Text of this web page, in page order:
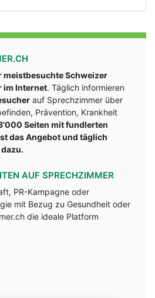
meistbesuchte Schweizer
im Internet. Täglich informieren
auf Sprechzimmer über
Prävention, Krankheit
Seiten mit fundlerten
das Angebot und täglich
AUF SPRECHZIMMER
PR-Kampagne oder
mit Bezug zu Gesundheit oder
die ideale Platform